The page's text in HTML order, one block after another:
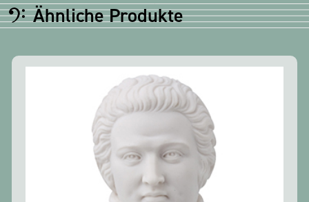
Ähnliche Produkte